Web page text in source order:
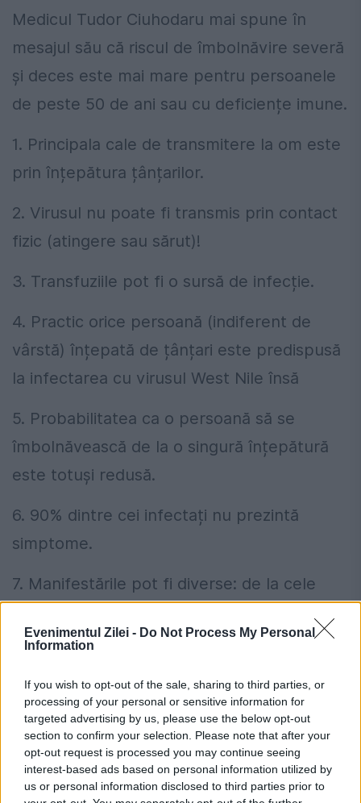
Evenimentul Zilei - Do Not Process My Personal
Information
If you wish to opt-out of the sale, sharing to third parties, or
processing of your personal or sensitive information for
targeted advertising by us, please use the below opt-out
section to confirm your selection. Please note that after your
opt-out request is processed you may continue seeing
interest-based ads based on personal information utilized by
us or personal information disclosed to third parties prior to
Medicul Tudor Ciuhodaru mai spune în
mesajul său că riscul de îmbolnăvire severă
și deces este mai mare pentru persoanele
de peste 50 de ani sau cu deficiențe imune.
1. Principala cale de transmitere la om este
prin înțepătura țânțarilor.
2. Virusul nu poate fi transmis prin contact
fizic (atingere sau sărut)!
3. Transfuziile pot fi o sursă de infecție.
4. Practic orice persoană (indiferent de
vârstă) înțepată de țânțari este predispusă
la infectarea cu virusul West Nile însă
5. Probabilitatea ca o persoană să se
îmbolnăvească de la o singură înțepătură
este totuși redusă.
6. 90% dintre cei infectați nu prezintă
simptome.
7. Manifestările pot fi diverse: de la cele
semne de meningo-encefalită.
8. 1 din 150 de persoane infectate cu virusul
West Nile dezvoltă simptome severe de
boală.
9. Riscul de îmbolnăvire severă și deces